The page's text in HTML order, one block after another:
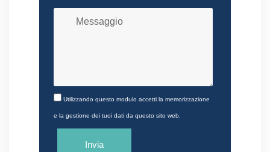
Utilizzando questo modulo accetti la memorizzazione
e la gestione dei tuoi dati da questo sito web.